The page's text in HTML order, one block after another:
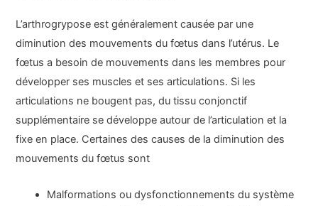
L’arthrogrypose est généralement causée par une
diminution des mouvements du fœtus dans l’utérus. Le
fœtus a besoin de mouvements dans les membres pour
développer ses muscles et ses articulations. Si les
articulations ne bougent pas, du tissu conjonctif
supplémentaire se développe autour de l’articulation et la
fixe en place. Certaines des causes de la diminution des
mouvements du fœtus sont
Malformations ou dysfonctionnements du système